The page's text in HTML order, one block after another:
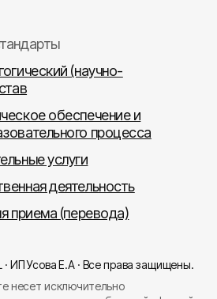
(научно-
обеспечение и
процесса
услуги
деятельность
приема (перевода)
· ИП Усова Е.А · Все права защищены.
несет исключительно